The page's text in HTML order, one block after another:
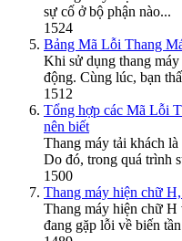
sự cố ở bộ phận nào...
1524
Bảng Mã Lỗi Thang
Khi sử dụng thang
động. Cùng lúc, bạn
1512
Tổng hợp các Mã Lỗi
nên biết
Thang máy tải khách
Do đó, trong quá trình
1500
Thang máy hiện chữ
Thang máy hiện chữ H
đang gặp lỗi về biến